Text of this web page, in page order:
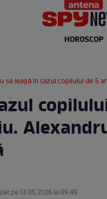
HOROSCOP
leagă în cazul copilului de 5 ani dispărut în Sibiu.
pe 13.05.2026 la 09:49